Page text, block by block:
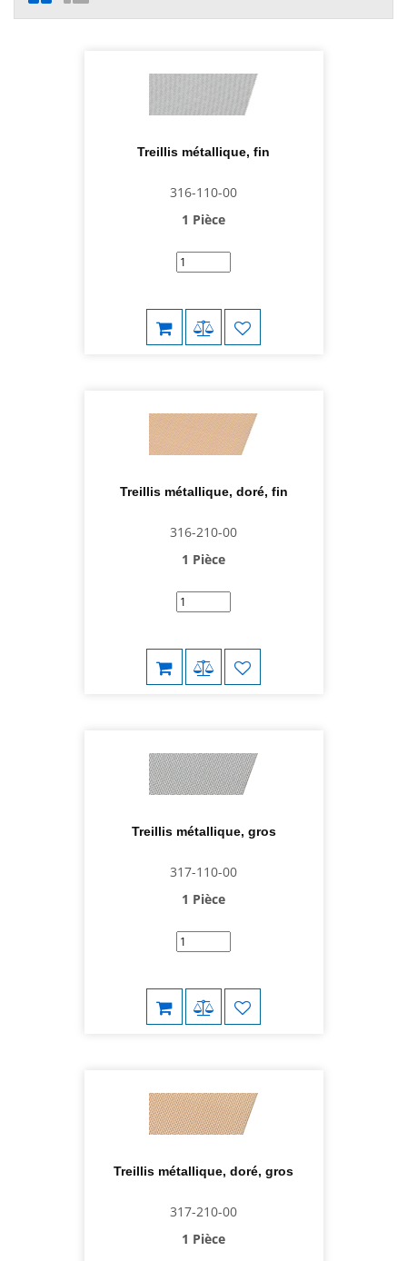
Treillis métallique, fin
316-110-00
1 Pièce
Treillis métallique, doré, fin
316-210-00
1 Pièce
Treillis métallique, gros
317-110-00
1 Pièce
Treillis métallique, doré, gros
317-210-00
1 Pièce